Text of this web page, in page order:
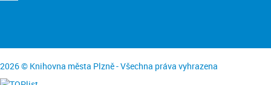
2026 © Knihovna města Plzně - Všechna práva vyhrazena